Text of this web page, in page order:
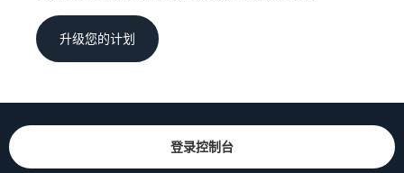
升级您的计划
登录控制台